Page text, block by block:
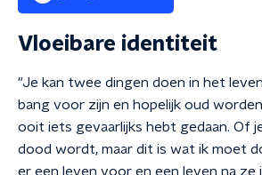
Vloeibare identiteit
"Je kan twee dingen doen in het
bang voor zijn en hopelijk oud
ooit iets gevaarlijks hebt gedaan. Of
dood wordt, maar dit is wat ik moet
er een leven voor en een leven na ze